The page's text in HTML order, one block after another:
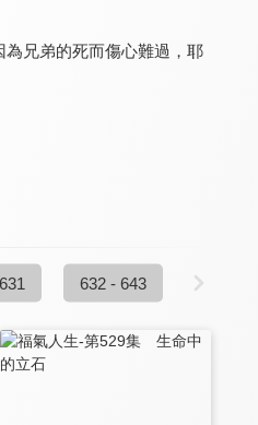
兄弟的死而傷心難過，耶
632 - 643